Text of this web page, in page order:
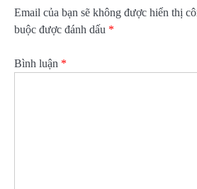
Email của bạn sẽ không được hiển thị
buộc được đánh dấu *
Bình luận *